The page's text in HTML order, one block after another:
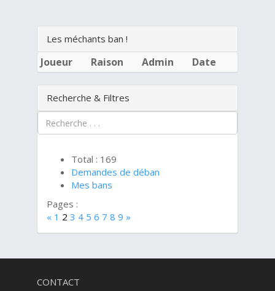
Les méchants ban !
Joueur Raison Admin Date
Recherche & Filtres
Total : 169
Demandes de déban
Mes bans
Pages :
« 1 2 3 4 5 6 7 8 9 »
CONTACT